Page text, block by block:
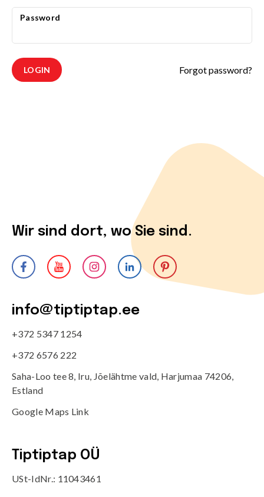
Password
LOGIN Forgot password?
Wir sind dort, wo Sie sind.
info@tiptiptap.ee
+372 5347 1254
+372 6576 222
Saha-Loo tee 8, Iru, Jõelähtme vald, Harjumaa 74206,
Estland
Google Maps Link
Tiptiptap OÜ
USt-IdNr.: 11043461